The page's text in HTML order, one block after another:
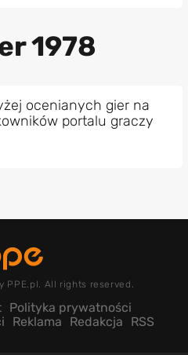
1978
ocenianych gier na
portalu graczy
PPE.pl. All rights reserved.
Polityka prywatności
Reklama Redakcja RSS